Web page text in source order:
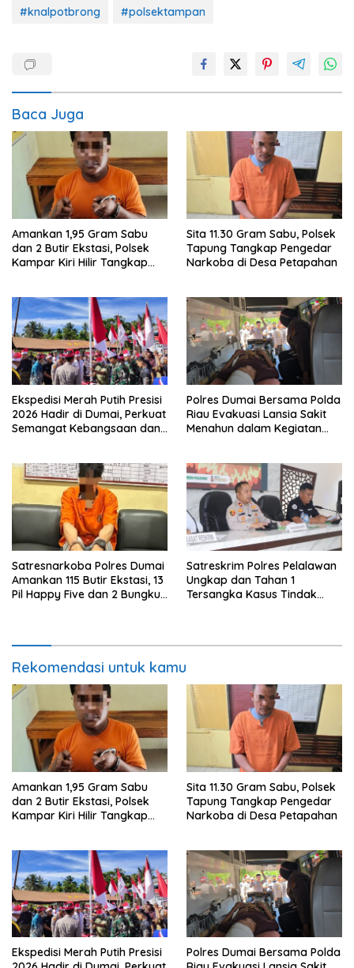
#knalpotbrong #polsektampan
Baca Juga
Amankan 1,95 Gram Sabu
dan 2 Butir Ekstasi, Polsek
Kampar Kiri Hilir Tangkap
Sita 11.30 Gram Sabu, Polsek
Tapung Tangkap Pengedar
Narkoba di Desa Petapahan
Ekspedisi Merah Putih Presisi
2026 Hadir di Dumai, Perkuat
Semangat Kebangsaan dan
Polres Dumai Bersama Polda
Riau Evakuasi Lansia Sakit
Menahun dalam Kegiatan
Satresnarkoba Polres Dumai
Amankan 115 Butir Ekstasi, 13
Pil Happy Five dan 2 Bungkus
Satreskrim Polres Pelalawan
Ungkap dan Tahan 1
Tersangka Kasus Tindak
Rekomendasi untuk kamu
Amankan 1,95 Gram Sabu
dan 2 Butir Ekstasi, Polsek
Kampar Kiri Hilir Tangkap
Sita 11.30 Gram Sabu, Polsek
Tapung Tangkap Pengedar
Narkoba di Desa Petapahan
Ekspedisi Merah Putih Presisi
Polres Dumai Bersama Polda